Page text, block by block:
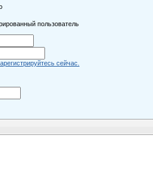
пользователь
сейчас.